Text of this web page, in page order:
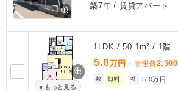
築7年 / 賃貸アパート
もっと見る
1LDK / 50.1m² / 1階
5.0万円 ＋管理費2,300
敷 無料 礼 5.0万円